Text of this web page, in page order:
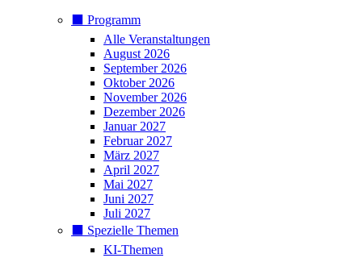
⬛️ Programm
Alle Veranstaltungen
August 2026
September 2026
Oktober 2026
November 2026
Dezember 2026
Januar 2027
Februar 2027
März 2027
April 2027
Mai 2027
Juni 2027
Juli 2027
⬛️ Spezielle Themen
KI-Themen